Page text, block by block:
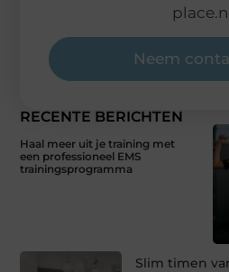
RECENTE BERICHTEN
Haal meer uit je training met
een professioneel EMS
trainingsprogramma
Slim timen
Neem